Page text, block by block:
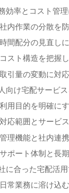
効率とコスト管
社内作業の分散を
時間配分の見直し
コスト構造を把握
取引量の変動に対
向け宅配サービ
利用目的を明確に
対応範囲とサービ
管理機能と社内連
サポート体制と長
に合った宅配活
日常業務に溶け込